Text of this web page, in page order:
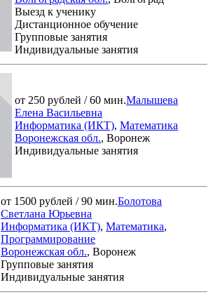
Выезд к ученику
Дистанционное обучение
Групповые занятия
Индивидуальные занятия
от 250 рублей / 60 мин.Малышева
Елена Васильевна
Информатика (ИКТ), Математика
Воронежская обл., Воронеж
Индивидуальные занятия
от 1500 рублей / 90 мин.Болотова
Светлана Юрьевна
Информатика (ИКТ), Математика,
Программирование
Воронежская обл., Воронеж
Групповые занятия
Индивидуальные занятия